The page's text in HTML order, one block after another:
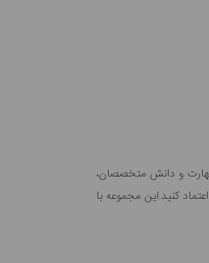
مهارت و دانش متخصصان،
کنید.این مجموعه با